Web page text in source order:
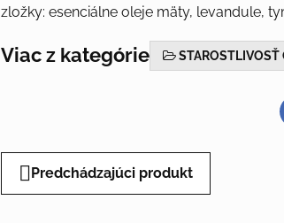
zložky: esenciálne oleje mäty, levandule,
Viac z kategórie STAROSTLIVOSŤ
Predchádzajúci produkt